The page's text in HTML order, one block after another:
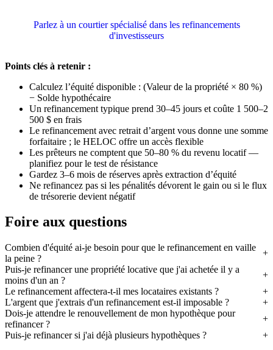
Parlez à un courtier spécialisé dans les refinancements
d'investisseurs
Points clés à retenir :
Calculez l’équité disponible : (Valeur de la propriété × 80 %)
− Solde hypothécaire
Un refinancement typique prend 30–45 jours et coûte 1 500–2
500 $ en frais
Le refinancement avec retrait d’argent vous donne une somme
forfaitaire ; le HELOC offre un accès flexible
Les prêteurs ne comptent que 50–80 % du revenu locatif —
planifiez pour le test de résistance
Gardez 3–6 mois de réserves après extraction d’équité
Ne refinancez pas si les pénalités dévorent le gain ou si le flux
de trésorerie devient négatif
Foire aux questions
Combien d'équité ai-je besoin pour que le refinancement en vaille
la peine ?
Puis-je refinancer une propriété locative que j'ai achetée il y a
moins d'un an ?
Le refinancement affectera-t-il mes locataires existants ?
L'argent que j'extrais d'un refinancement est-il imposable ?
Dois-je attendre le renouvellement de mon hypothèque pour
refinancer ?
Puis-je refinancer si j'ai déjà plusieurs hypothèques ?